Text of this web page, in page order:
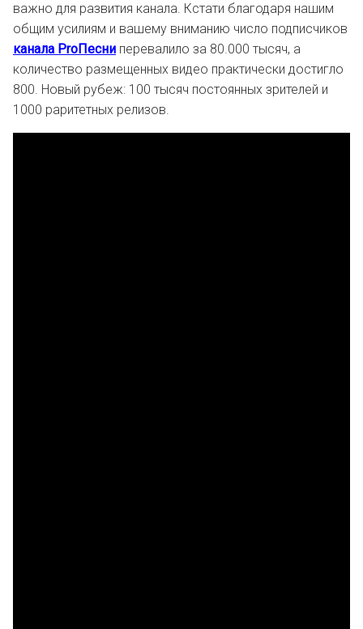
важно для развития канала. Кстати благодаря нашим
общим усилиям и вашему вниманию число подписчиков
канала ProПесни перевалило за 80.000 тысяч, а
количество размещенных видео практически достигло
800. Новый рубеж: 100 тысяч постоянных зрителей и
1000 раритетных релизов.